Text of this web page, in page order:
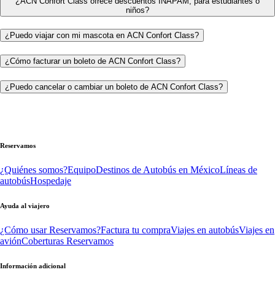
niños?
¿Puedo viajar con mi mascota en ACN Confort Class?
¿Cómo facturar un boleto de ACN Confort Class?
¿Puedo cancelar o cambiar un boleto de ACN Confort Class?
Reservamos
¿Quiénes somos?EquipoDestinos de Autobús en MéxicoLíneas de
autobúsHospedaje
Ayuda al viajero
¿Cómo usar Reservamos?Factura tu compraViajes en autobúsViajes en
aviónCoberturas Reservamos
Información adicional